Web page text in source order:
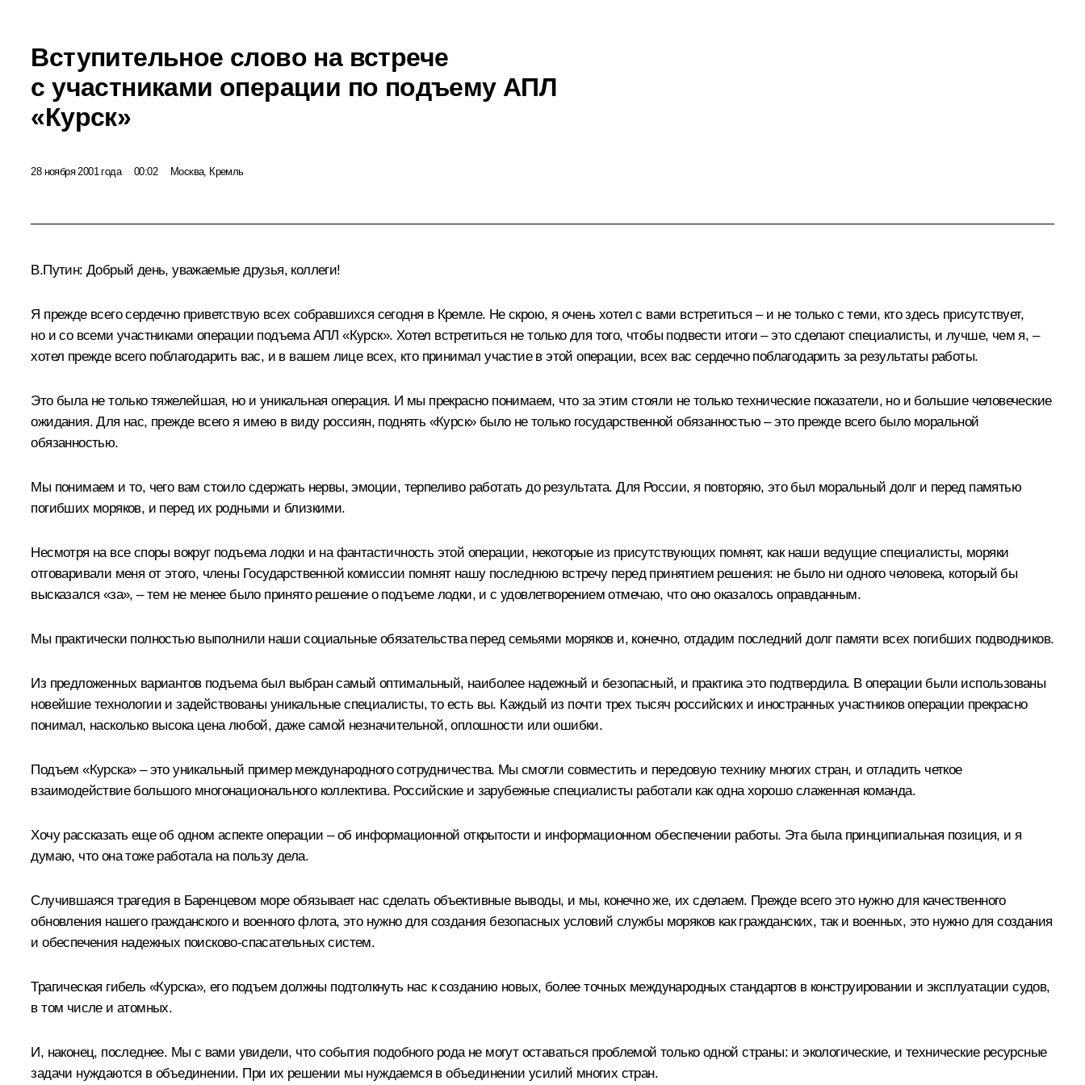
Вступительное слово на встрече
с участниками операции по подъему АПЛ
«Курск»
28 ноября 2001 года 00:02 Москва, Кремль
В.Путин: Добрый день, уважаемые друзья, коллеги!
Я прежде всего сердечно приветствую всех собравшихся сегодня в Кремле. Не скрою, я очень хотел с вами встретиться – и не только с теми, кто здесь присутствует,
но и со всеми участниками операции подъема АПЛ «Курск». Хотел встретиться не только для того, чтобы подвести итоги – это сделают специалисты, и лучше, чем я, –
хотел прежде всего поблагодарить вас, и в вашем лице всех, кто принимал участие в этой операции, всех вас сердечно поблагодарить за результаты работы.
Это была не только тяжелейшая, но и уникальная операция. И мы прекрасно понимаем, что за этим стояли не только технические показатели, но и большие человеческие
ожидания. Для нас, прежде всего я имею в виду россиян, поднять «Курск» было не только государственной обязанностью – это прежде всего было моральной
обязанностью.
Мы понимаем и то, чего вам стоило сдержать нервы, эмоции, терпеливо работать до результата. Для России, я повторяю, это был моральный долг и перед памятью
погибших моряков, и перед их родными и близкими.
Несмотря на все споры вокруг подъема лодки и на фантастичность этой операции, некоторые из присутствующих помнят, как наши ведущие специалисты, моряки
отговаривали меня от этого, члены Государственной комиссии помнят нашу последнюю встречу перед принятием решения: не было ни одного человека, который бы
высказался «за», – тем не менее было принято решение о подъеме лодки, и с удовлетворением отмечаю, что оно оказалось оправданным.
Мы практически полностью выполнили наши социальные обязательства перед семьями моряков и, конечно, отдадим последний долг памяти всех погибших подводников.
Из предложенных вариантов подъема был выбран самый оптимальный, наиболее надежный и безопасный, и практика это подтвердила. В операции были использованы
новейшие технологии и задействованы уникальные специалисты, то есть вы. Каждый из почти трех тысяч российских и иностранных участников операции прекрасно
понимал, насколько высока цена любой, даже самой незначительной, оплошности или ошибки.
Подъем «Курска» – это уникальный пример международного сотрудничества. Мы смогли совместить и передовую технику многих стран, и отладить четкое
взаимодействие большого многонационального коллектива. Российские и зарубежные специалисты работали как одна хорошо слаженная команда.
Хочу рассказать еще об одном аспекте операции – об информационной открытости и информационном обеспечении работы. Эта была принципиальная позиция, и я
думаю, что она тоже работала на пользу дела.
Случившаяся трагедия в Баренцевом море обязывает нас сделать объективные выводы, и мы, конечно же, их сделаем. Прежде всего это нужно для качественного
обновления нашего гражданского и военного флота, это нужно для создания безопасных условий службы моряков как гражданских, так и военных, это нужно для создания
и обеспечения надежных поисково-спасательных систем.
Трагическая гибель «Курска», его подъем должны подтолкнуть нас к созданию новых, более точных международных стандартов в конструировании и эксплуатации судов,
в том числе и атомных.
И, наконец, последнее. Мы с вами увидели, что события подобного рода не могут оставаться проблемой только одной страны: и экологические, и технические ресурсные
задачи нуждаются в объединении. При их решении мы нуждаемся в объединении усилий многих стран.